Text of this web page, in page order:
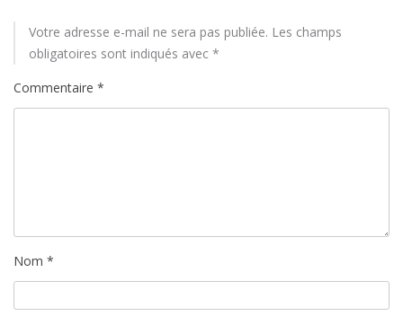
Votre adresse e-mail ne sera pas publiée. Les champs
obligatoires sont indiqués avec *
Commentaire *
Nom *